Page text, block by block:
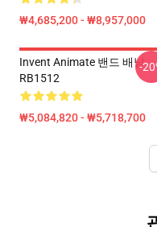
₩4,685,200 - ₩8,957,000
Invent Animate 밴드 배낭
RB1512
₩5,084,820 - ₩5,718,700
-